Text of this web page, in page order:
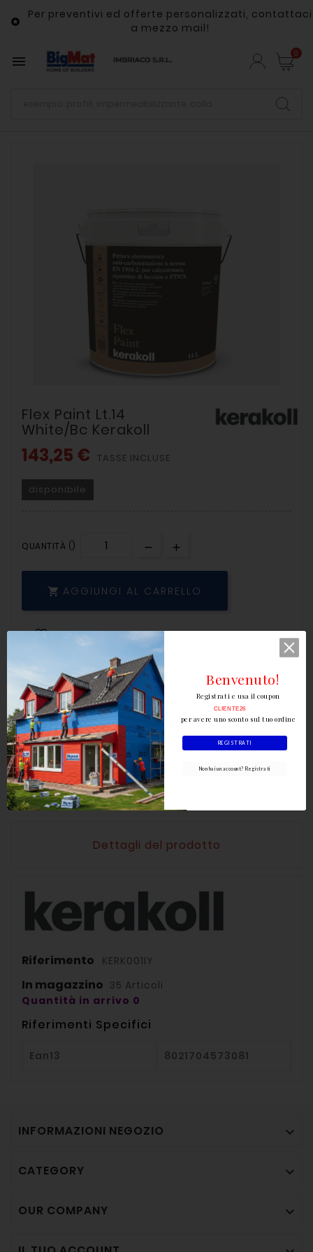

Per preventivi ed offerte personalizzati, contattaci
a mezzo mail!
 0
Flex Paint Lt.14
White/bc Kerakoll
143,25 € TASSE INCLUSE
disponibile
QUANTITÀ ()
 AGGIUNGI AL CARRELLO
Scrivi la tua recensione
Dettagli del prodotto
Riferimento KERK001IY
In magazzino 35 Articoli
Quantità in arrivo 0
Riferimenti Specifici
Ean13 8021704573081
INFORMAZIONI NEGOZIO 
CATEGORY 
OUR COMPANY 
REGISTRATI
Non hai un account? Registrati
Registrati e usa il coupon
per avere uno sconto sul tuo ordine
CLIENTE26
Benvenuto!